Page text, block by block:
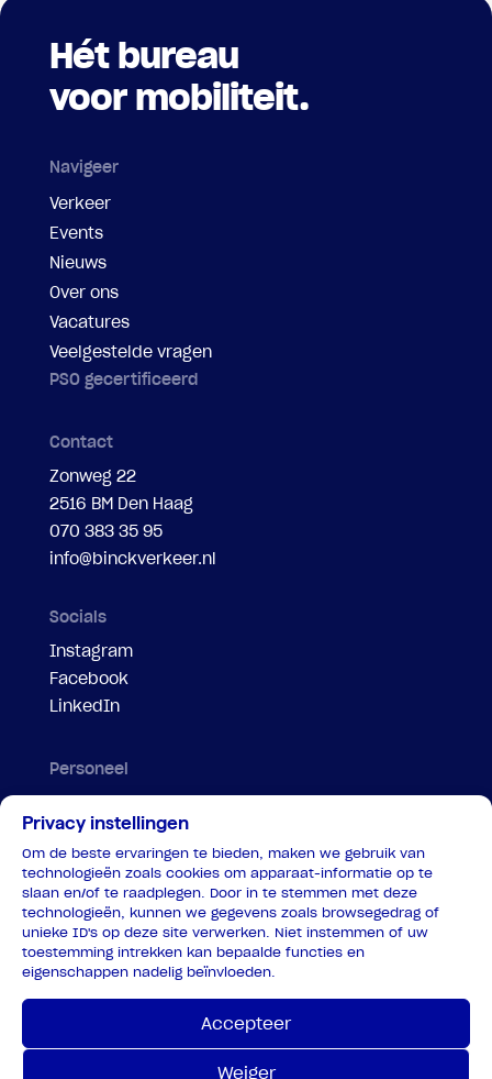
Privacy instellingen
Om de beste ervaringen te bieden, maken we gebruik van
technologieën zoals cookies om apparaat-informatie op te
slaan en/of te raadplegen. Door in te stemmen met deze
technologieën, kunnen we gegevens zoals browsegedrag of
unieke ID's op deze site verwerken. Niet instemmen of uw
toestemming intrekken kan bepaalde functies en
eigenschappen nadelig beïnvloeden.
Accepteer
Weiger
Hét bureau
voor mobiliteit.
Navigeer
Verkeer
Events
Nieuws
Over ons
Vacatures
Veelgestelde vragen
PSO gecertificeerd
Contact
Zonweg 22
2516 BM Den Haag
070 383 35 95
info@binckverkeer.nl
Socials
Instagram
Facebook
LinkedIn
Personeel
Motorbegeleiding
Parkeersteward
Portier
Veiligheidspersoon tram
Verkeersregelaar
Verkeersregelaar coördinator